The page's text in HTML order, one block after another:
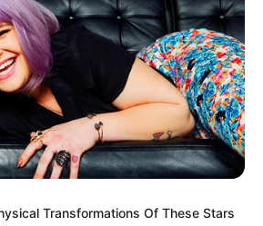
είναι πνευματική ιδιοκτησία του
Aπαγορεύεται η αναπαραγωγή, η
τους. Με επιφύλαξη κάθε νόμιμου
Transformations Of These Stars